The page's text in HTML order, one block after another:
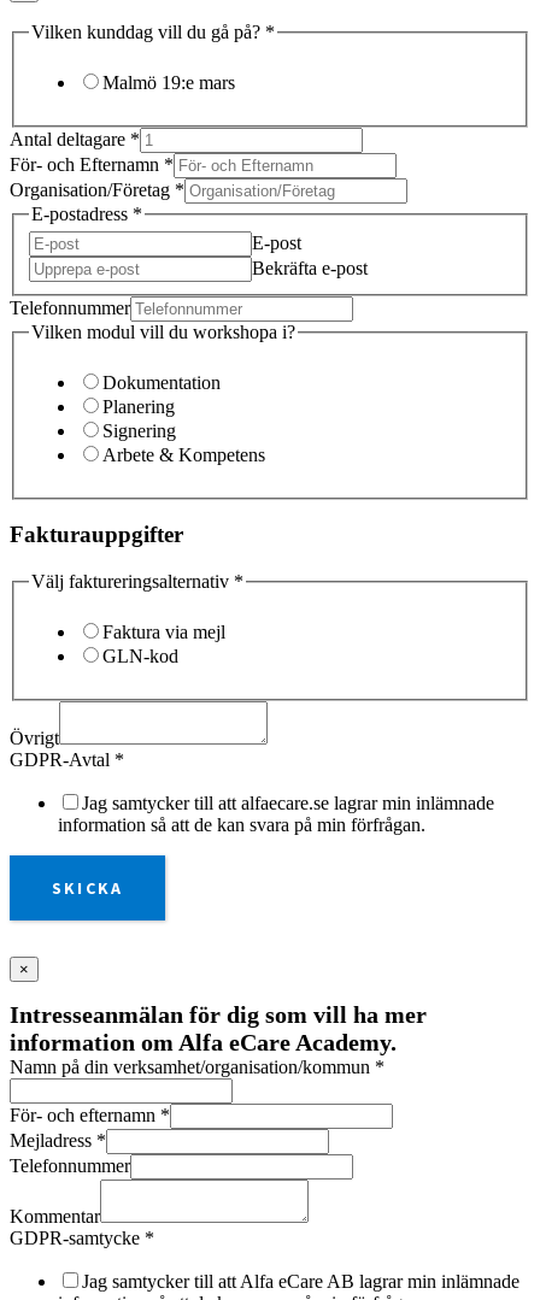
Vilken kunddag vill du gå på? *
Malmö 19:e mars
Antal deltagare *
För- och Efternamn *
Organisation/Företag *
E-postadress *
E-post
Bekräfta e-post
Telefonnummer
Vilken modul vill du workshopa i?
Dokumentation
Planering
Signering
Arbete & Kompetens
Fakturauppgifter
Välj faktureringsalternativ *
Faktura via mejl
GLN-kod
Övrigt
GDPR-Avtal *
Jag samtycker till att alfaecare.se lagrar min inlämnade
information så att de kan svara på min förfrågan.
SKICKA
×
Intresseanmälan för dig som vill ha mer
information om Alfa eCare Academy.
Namn på din verksamhet/organisation/kommun *
För- och efternamn *
Mejladress *
Telefonnummer
Kommentar
GDPR-samtycke *
Jag samtycker till att Alfa eCare AB lagrar min inlämnade